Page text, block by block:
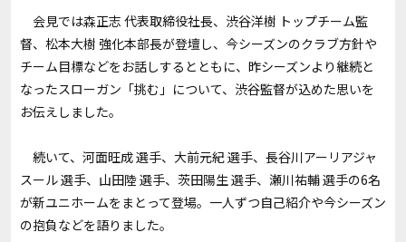
会見では森正志 代表取締役社長、渋谷洋樹 トップチーム監
督、松本大樹 強化本部長が登壇し、今シーズンのクラブ方針や
チーム目標などをお話しするとともに、昨シーズンより継続と
なったスローガン「挑む」について、渋谷監督が込めた思いを
お伝えしました。
続いて、河面旺成 選手、大前元紀 選手、長谷川アーリアジャ
スール 選手、山田陸 選手、茨田陽生 選手、瀬川祐輔 選手の6名
が新ユニホームをまとって登場。一人ずつ自己紹介や今シーズン
の抱負などを語りました。